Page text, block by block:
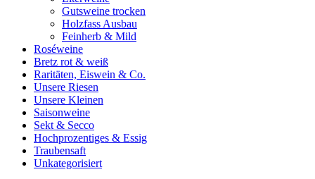
Gutsweine trocken
Holzfass Ausbau
Feinherb & Mild
Roséweine
Bretz rot & weiß
Raritäten, Eiswein & Co.
Unsere Riesen
Unsere Kleinen
Saisonweine
Sekt & Secco
Hochprozentiges & Essig
Traubensaft
Unkategorisiert